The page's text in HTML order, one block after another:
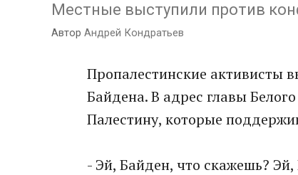
Местные выступили против
Автор Андрей Кондратьев
Пропалестинские активисты
Байдена. В адрес главы
Палестину, которые
- Эй, Байден, что скажешь?